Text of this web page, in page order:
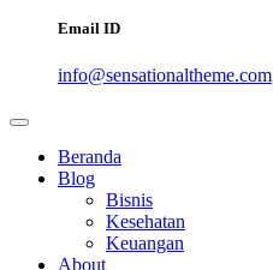
Email ID
info@sensationaltheme.com
Beranda
Blog
Bisnis
Kesehatan
Keuangan
About